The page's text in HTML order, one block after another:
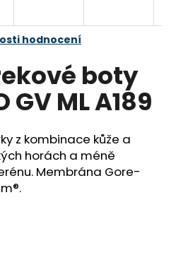
hodnocení
boty
GV ML A189
z kombinace kůže a
horách a méně
Membrána Gore-